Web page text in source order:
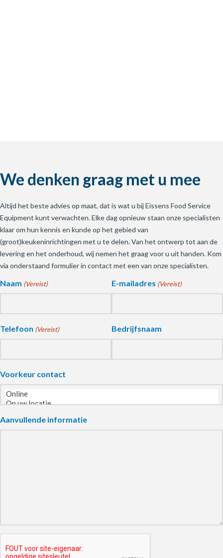
We denken graag met u mee
Altijd het beste advies op maat, dat is wat u bij Eissens Food Service
Equipment kunt verwachten. Elke dag opnieuw staan onze specialisten
klaar om hun kennis en kunde op het gebied van
(groot)keukeninrichtingen met u te delen. Van het ontwerp tot aan de
levering en het onderhoud, wij nemen het graag voor u uit handen. Kom
via onderstaand formulier in contact met een van onze specialisten.
Naam (Vereist) E-mailadres (Vereist)
Telefoon (Vereist) Bedrijfsnaam
Voorkeur contact
Aanvullende informatie